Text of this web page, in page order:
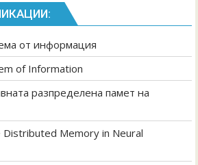
от информация
of Information
разпределена памет на
Memory in Neural